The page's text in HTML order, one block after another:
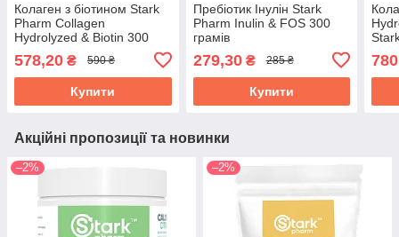
Колаген з біотином Stark
Pharm Collagen
Hydrolyzed & Biotin 300
578,20 ₴ 590 ₴
Купити
Пребіотик Інулін Stark
Pharm Inulin & FOS 300
грамів
279,30₴ 285 ₴
Купити
Акційні пропозиції та новинки
–2% –2%